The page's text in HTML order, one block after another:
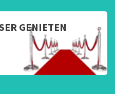
GENIETEN